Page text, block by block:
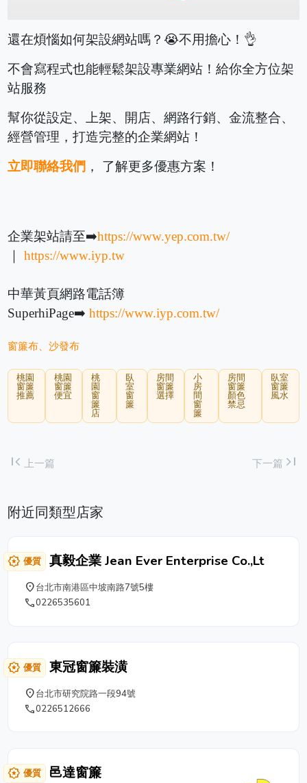
還在煩惱如何架設網站嗎？😭不用擔心！👌
不會寫程式也能輕鬆架設專業網站！給你全方位架
站服務
幫你從設定、上架、開店、網路行銷、金流整合、
經營管理，打造完整的企業網站！
立即聯絡我們 ， 了解更多優惠方案！
企業架站請至➡️https://www.yep.com.tw/
｜https://www.iyp.tw
中華黃頁網路電話簿
SuperhiPage➡️https://www.iyp.com.tw/
窗簾布、沙發布
桃園
窗簾
推薦
桃園
窗簾
便宜
桃
園
窗
簾
店
臥
室
窗
簾
房間
窗簾
選擇
小
房
間
窗
簾
房間
窗簾
顏色
禁忌
臥室
窗簾
風水
first_page上一篇 下一篇 last_page
附近同類型店家
award_star 優質 真毅企業 Jean Ever Enterprise Co.,Lt
place台北市南港區中坡南路7號5樓
phone0226535601
award_star 優質 東冠窗簾裝潢
place台北市研究院路一段94號
phone0226512666
award_star 優質 邑達窗簾